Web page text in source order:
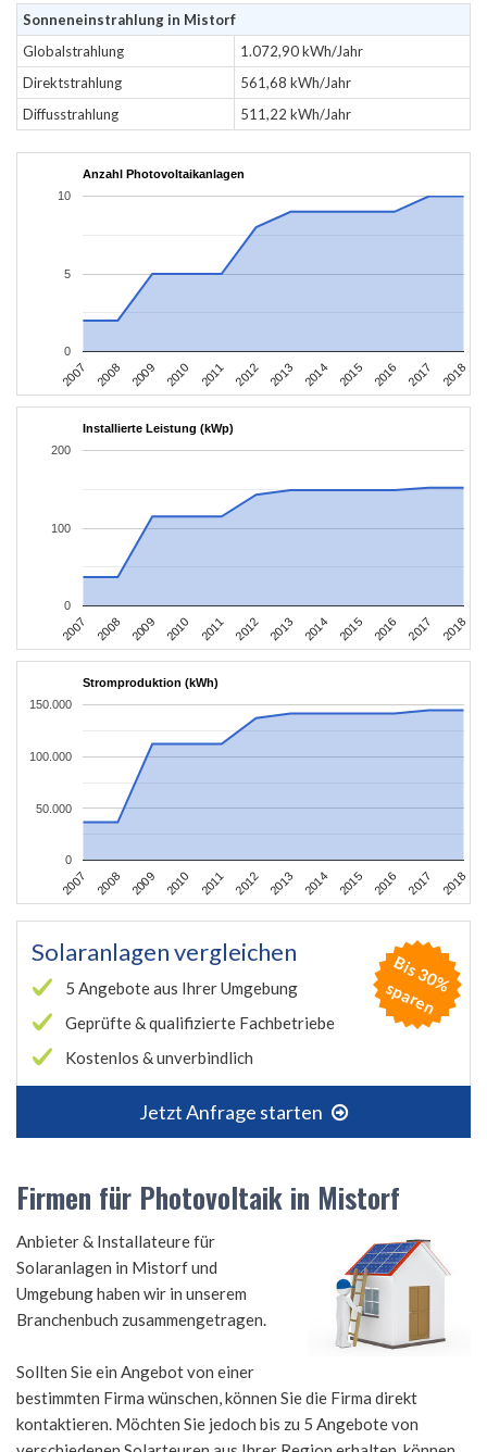
Sonneneinstrahlung in Mistorf
Globalstrahlung
1.072,90 kWh/Jahr
Direktstrahlung
561,68 kWh/Jahr
Diffusstrahlung
511,22 kWh/Jahr
Anzahl Photovoltaikanlagen
2007 2008 2009 2010 2011 2012 2013 2014 2015 2016 2017 2018
0
5
10
Installierte Leistung (kWp)
2007 2008 2009 2010 2011 2012 2013 2014 2015 2016 2017 2018
0
100
200
Stromproduktion (kWh)
2007 2008 2009 2010 2011 2012 2013 2014 2015 2016 2017 2018
0
50.000
100.000
150.000
Solaranlagen vergleichen
5 Angebote aus Ihrer Umgebung
Geprüfte & qualifizierte Fachbetriebe
Kostenlos & unverbindlich
Jetzt Anfrage starten
B
is
3
0
%
s
p
a
r
e
n
Firmen für Photovoltaik in Mistorf
Anbieter & Installateure für
Solaranlagen in Mistorf und
Umgebung haben wir in unserem
Branchenbuch zusammengetragen.
Sollten Sie ein Angebot von einer
bestimmten Firma wünschen, können Sie die Firma direkt
kontaktieren. Möchten Sie jedoch bis zu 5 Angebote von